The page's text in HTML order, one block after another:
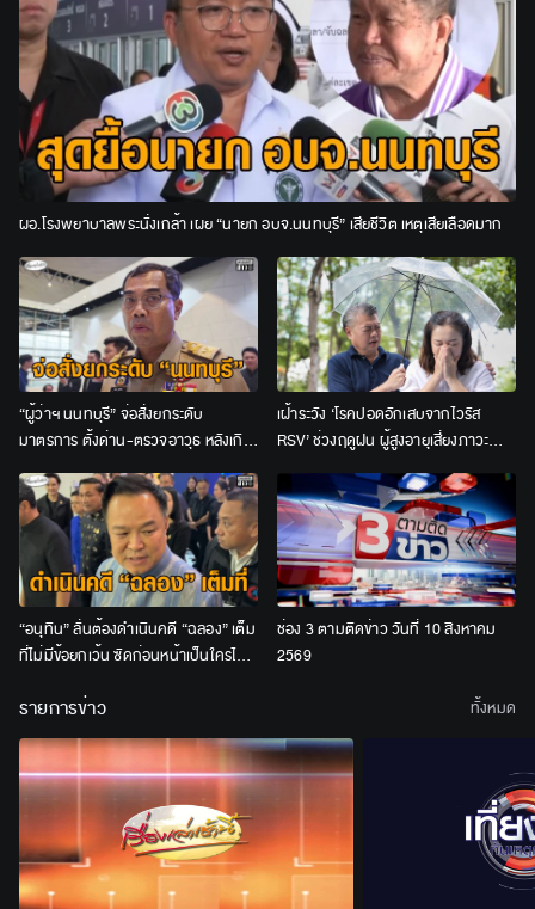
ผอ.โรงพยาบาลพระนั่งเกล้า เผย “นายก อบจ.นนทบุรี” เสียชีวิต เหตุเสียเลือดมาก
“ผู้ว่าฯ นนทบุรี” จ่อสั่งยกระดับ
มาตรการ ตั้งด่าน-ตรวจอาวุธ หลังเกิด
เฝ้าระวัง ‘โรคปอดอักเสบจากไวรัส
RSV’ ช่วงฤดูฝน ผู้สูงอายุเสี่ยงภาวะ
“อนุทิน” ลั่นต้องดำเนินคดี “ฉลอง” เต็ม
ที่ไม่มีข้อยกเว้น ซัดก่อนหน้าเป็นใครไม่
ช่อง 3 ตามติดข่าว วันที่ 10 สิงหาคม
2569
รายการข่าว ทั้งหมด